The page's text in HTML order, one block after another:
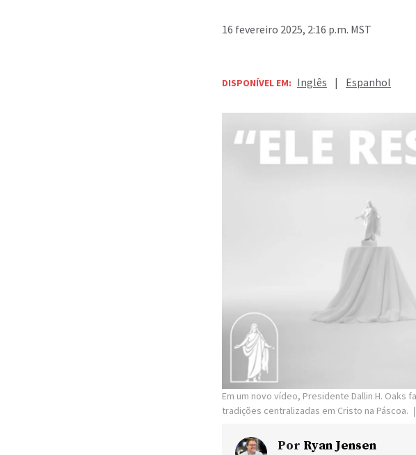
16 fevereiro 2025, 2:16 p.m. MST
DISPONÍVEL EM: Inglês | Espanhol
Em um novo vídeo, Presidente Dallin H.
tradições centralizadas em Cristo na Páscoa.
Por Ryan Jensen